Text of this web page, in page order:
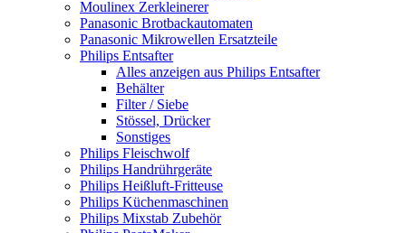
Moulinex Zerkleinerer
Panasonic Brotbackautomaten
Panasonic Mikrowellen Ersatzteile
Philips Entsafter
Alles anzeigen aus Philips Entsafter
Behälter
Filter / Siebe
Stössel, Drücker
Sonstiges
Philips Fleischwolf
Philips Handrührgeräte
Philips Heißluft-Fritteuse
Philips Küchenmaschinen
Philips Mixstab Zubehör